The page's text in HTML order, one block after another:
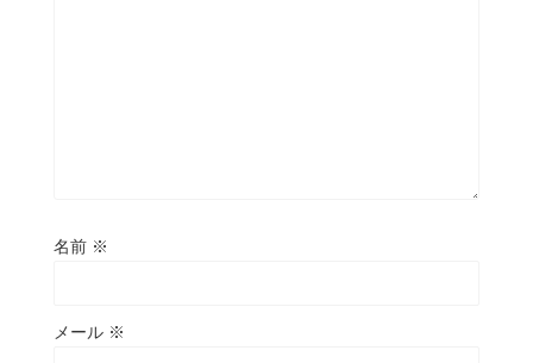
名前 ※
メール ※